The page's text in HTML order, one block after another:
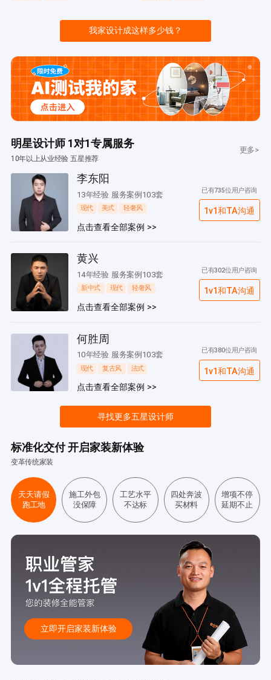
我家设计成这样多少钱？
明星设计师 1对1专属服务
10年以上从业经验 五星推荐
更多>
李东阳
13年经验 服务案例103套
现代 美式 轻奢风
点击查看全部案例 >>
已有735位用户咨询
1v1和TA沟通
黄兴
14年经验 服务案例103套
新中式 现代 轻奢风
点击查看全部案例 >>
已有302位用户咨询
1v1和TA沟通
何胜周
10年经验 服务案例103套
现代 复古风 法式
点击查看全部案例 >>
已有380位用户咨询
1v1和TA沟通
寻找更多五星设计师
标准化交付 开启家装新体验
变革传统家装
天天请假
跑工地
施工外包
没保障
工艺水平
不达标
四处奔波
买材料
增项不停
延期不止
立即开启家装新体验